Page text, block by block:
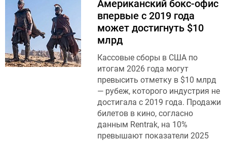
Американский бокс-офис
впервые с 2019 года
может достигнуть $10
млрд
Кассовые сборы в США по
итогам 2026 года могут
превысить отметку в $10 млрд
— рубеж, которого индустрия не
достигала с 2019 года. Продажи
билетов в кино, согласно
данным Rentrak, на 10%
превышают показатели 2025